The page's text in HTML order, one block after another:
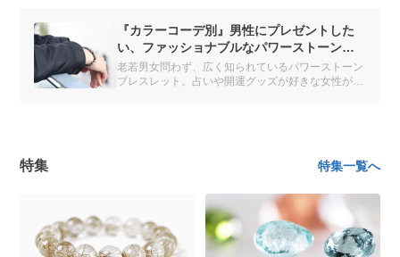
『カラーコーデ別』男性にプレゼントした
い、ファッショナブルなパワーストーン特
集
老若男女問わず、広く知られているパワーストーン
ブレスレット。占いや開運グッズが好きな女性がよ
特集 特集一覧へ